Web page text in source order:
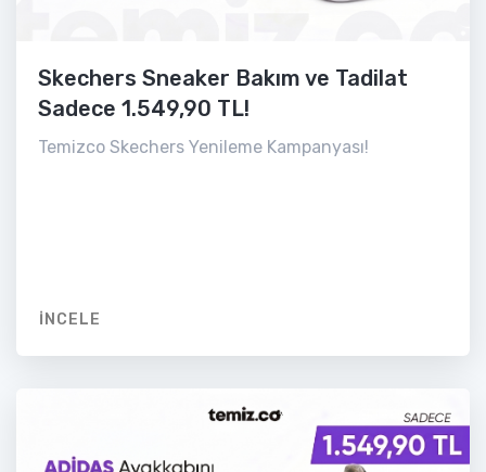
Skechers Sneaker Bakım ve Tadilat
Sadece 1.549,90 TL!
Temizco Skechers Yenileme Kampanyası!
İNCELE